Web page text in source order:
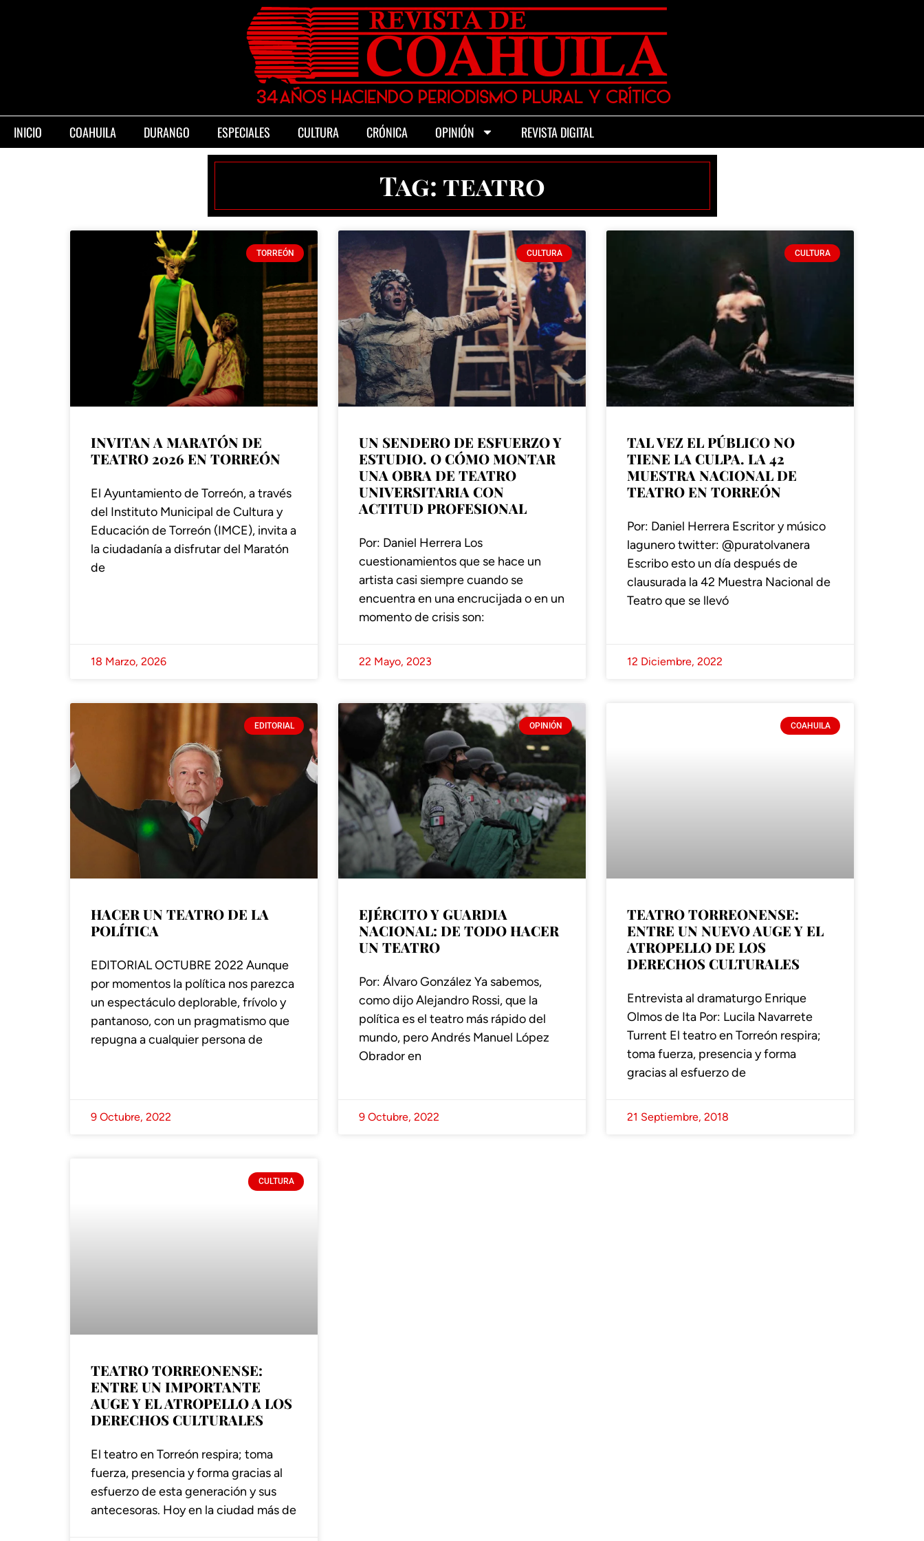
INICIO COAHUILA DURANGO ESPECIALES CULTURA CRÓNICA OPINIÓN REVISTA DIGITAL
Tag: teatro
TORREÓN
INVITAN A MARATÓN DE
TEATRO 2026 EN TORREÓN
El Ayuntamiento de Torreón, a través
del Instituto Municipal de Cultura y
Educación de Torreón (IMCE), invita a
la ciudadanía a disfrutar del Maratón
de
18 Marzo, 2026
CULTURA
UN SENDERO DE ESFUERZO Y
ESTUDIO. O CÓMO MONTAR
UNA OBRA DE TEATRO
UNIVERSITARIA CON
ACTITUD PROFESIONAL
Por: Daniel Herrera Los
cuestionamientos que se hace un
artista casi siempre cuando se
encuentra en una encrucijada o en un
momento de crisis son:
22 Mayo, 2023
CULTURA
TAL VEZ EL PÚBLICO NO
TIENE LA CULPA. LA 42
MUESTRA NACIONAL DE
TEATRO EN TORREÓN
Por: Daniel Herrera Escritor y músico
lagunero twitter: @puratolvanera
Escribo esto un día después de
clausurada la 42 Muestra Nacional de
Teatro que se llevó
12 Diciembre, 2022
EDITORIAL
HACER UN TEATRO DE LA
POLÍTICA
EDITORIAL OCTUBRE 2022 Aunque
por momentos la política nos parezca
un espectáculo deplorable, frívolo y
pantanoso, con un pragmatismo que
repugna a cualquier persona de
9 Octubre, 2022
OPINIÓN
EJÉRCITO Y GUARDIA
NACIONAL: DE TODO HACER
UN TEATRO
Por: Álvaro González Ya sabemos,
como dijo Alejandro Rossi, que la
política es el teatro más rápido del
mundo, pero Andrés Manuel López
Obrador en
9 Octubre, 2022
COAHUILA
TEATRO TORREONENSE:
ENTRE UN NUEVO AUGE Y EL
ATROPELLO DE LOS
DERECHOS CULTURALES
Entrevista al dramaturgo Enrique
Olmos de Ita Por: Lucila Navarrete
Turrent El teatro en Torreón respira;
toma fuerza, presencia y forma
gracias al esfuerzo de
21 Septiembre, 2018
CULTURA
TEATRO TORREONENSE:
ENTRE UN IMPORTANTE
AUGE Y EL ATROPELLO A LOS
DERECHOS CULTURALES
El teatro en Torreón respira; toma
fuerza, presencia y forma gracias al
esfuerzo de esta generación y sus
antecesoras. Hoy en la ciudad más de